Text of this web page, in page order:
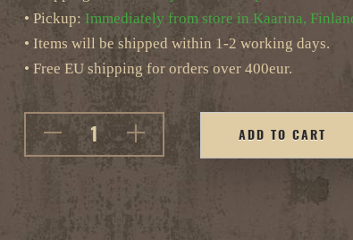
• Pickup: Immediately from store in Kaarina,
• Items will be shipped within 1-2 working days.
• Free EU shipping for orders over 400eur.
ADD TO CART